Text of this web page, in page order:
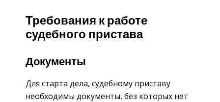
Требования к работе
судебного пристава
Документы
Для старта дела, судебному приставу
необходимы документы, без которых нет